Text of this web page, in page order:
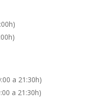
a 21:30h)
a 21:30h)